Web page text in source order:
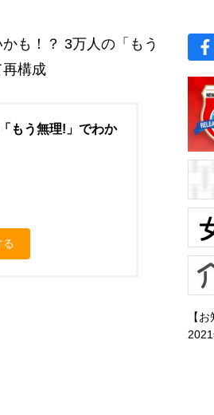
も！？ 3万人の「もう
構成
もう無理!」でわか
る
【